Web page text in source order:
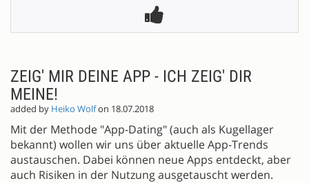
ZEIG' MIR DEINE APP - ICH ZEIG' DIR
MEINE!
added by Heiko Wolfon 18.07.2018
Mit der Methode "App-Dating" (auch als Kugellager
bekannt) wollen wir uns über aktuelle App-Trends
austauschen. Dabei können neue Apps entdeckt, aber
auch Risiken in der Nutzung ausgetauscht werden.